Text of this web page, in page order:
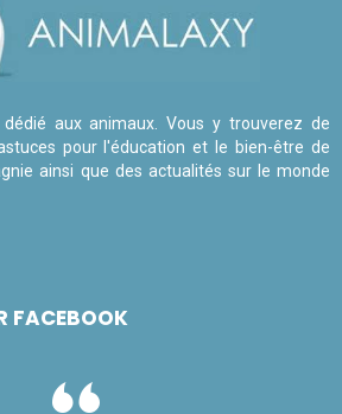
aux animaux. Vous y trouverez de
pour l'éducation et le bien-être de
ainsi que des actualités sur le monde
FACEBOOK